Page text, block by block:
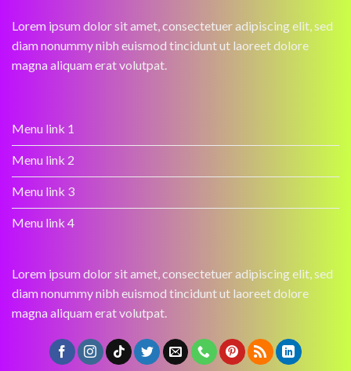
Lorem ipsum dolor sit amet, consectetuer adipiscing elit, sed
diam nonummy nibh euismod tincidunt ut laoreet dolore
magna aliquam erat volutpat.
Menu link 1
Menu link 2
Menu link 3
Menu link 4
Lorem ipsum dolor sit amet, consectetuer adipiscing elit, sed
diam nonummy nibh euismod tincidunt ut laoreet dolore
magna aliquam erat volutpat.